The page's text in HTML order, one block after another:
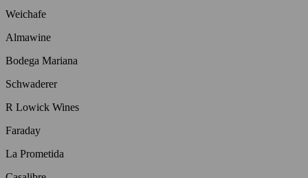
Weichafe
Almawine
Bodega Mariana
Schwaderer
R Lowick Wines
Faraday
La Prometida